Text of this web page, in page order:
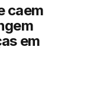
caem
em